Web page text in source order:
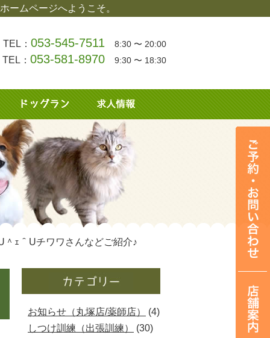
ームページへようこそ。
： 053-545-7511 8:30 〜 20:00
： 053-581-8970 9:30 〜 18:30
ｪ＾Uチワワさんなどご紹介♪
お知らせ（丸塚店/薬師店）
(4)
しつけ訓練（出張訓練）
(30)